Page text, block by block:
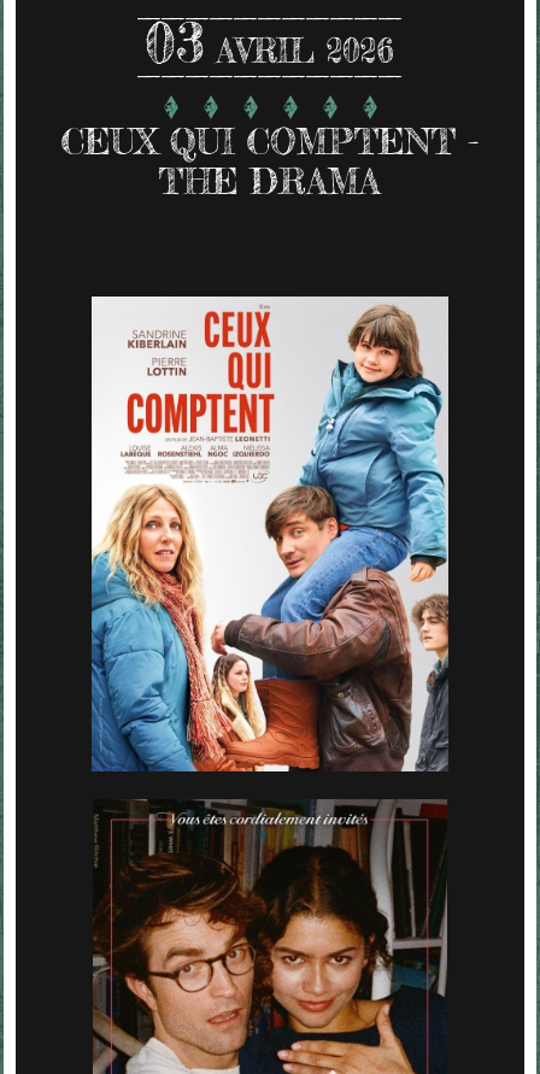
03 AVRIL 2026
CEUX QUI COMPTENT -
THE DRAMA